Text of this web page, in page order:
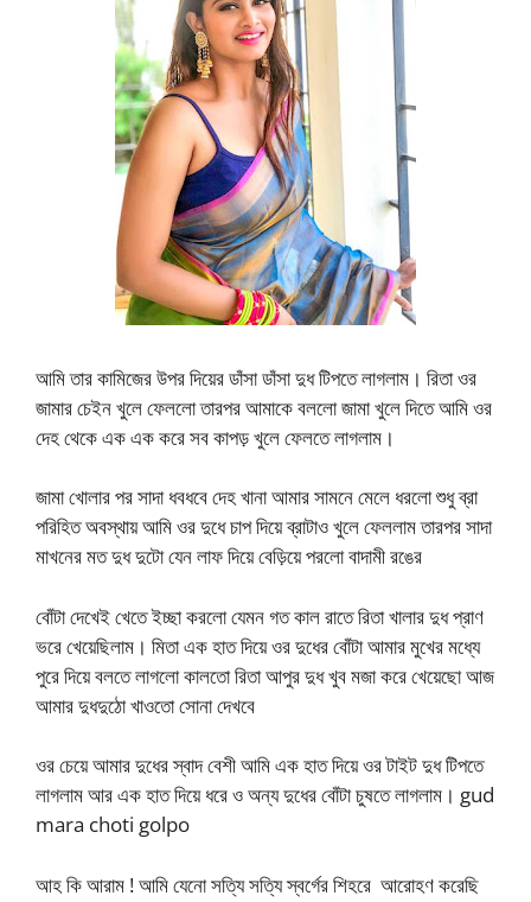
আমি তার কামিজের উপর দিয়ের ডাঁসা ডাঁসা দুধ টিপতে লাগলাম। রিতা ওর
জামার চেইন খুলে ফেললো তারপর আমাকে বললো জামা খুলে দিতে আমি ওর
দেহ থেকে এক এক করে সব কাপড় খুলে ফেলতে লাগলাম।
জামা খোলার পর সাদা ধবধবে দেহ খানা আমার সামনে মেলে ধরলো শুধু ব্রা
পরিহিত অবস্থায় আমি ওর দুধে চাপ দিয়ে ব্রাটাও খুলে ফেললাম তারপর সাদা
মাখনের মত দুধ দুটো যেন লাফ দিয়ে বেড়িয়ে পরলো বাদামী রঙের
বোঁটা দেখেই খেতে ইচ্ছা করলো যেমন গত কাল রাতে রিতা খালার দুধ প্রাণ
ভরে খেয়েছিলাম। মিতা এক হাত দিয়ে ওর দুধের বোঁটা আমার মুখের মধ্যে
পুরে দিয়ে বলতে লাগলো কালতো রিতা আপুর দুধ খুব মজা করে খেয়েছো আজ
আমার দুধদুঠো খাওতো সোনা দেখবে
ওর চেয়ে আমার দুধের স্বাদ বেশী আমি এক হাত দিয়ে ওর টাইট দুধ টিপতে
লাগলাম আর এক হাত দিয়ে ধরে ও অন্য দুধের বোঁটা চুষতে লাগলাম। gud
mara choti golpo
আহ কি আরাম ! আমি যেনো সত্যি সত্যি স্বর্গের শিহরে আরোহণ করেছি